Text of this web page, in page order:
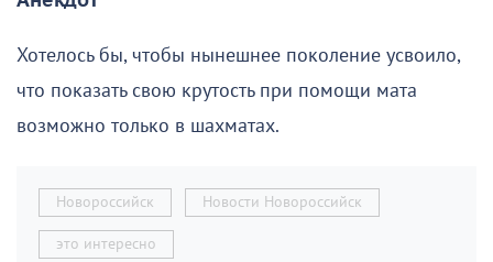
Хотелось бы, чтобы нынешнее поколение усвоило,
что показать свою крутость при помощи мата
возможно только в шахматах.
Новороссийск Новости Новороссийск
это интересно